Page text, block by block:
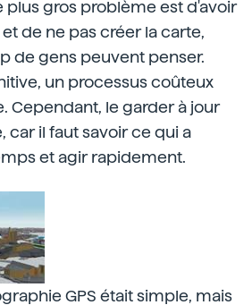
plus gros problème est d'avoir
de ne pas créer la carte,
de gens peuvent penser.
un processus coûteux
Cependant, le garder à jour
car il faut savoir ce qui a
et agir rapidement.
GPS était simple, mais